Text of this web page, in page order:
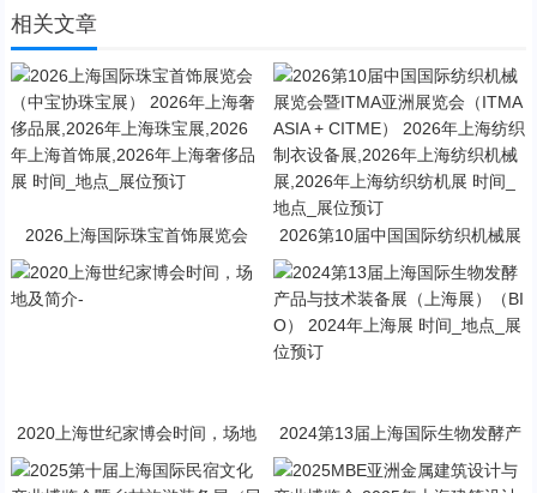
相关文章
2026上海国际珠宝首饰展览会
（中宝协珠宝展） 2026年上海奢
侈品展,2026年上海珠宝展,2026
年上海首饰展,2026年上海奢侈品
2026第10届中国国际纺织机械展
览会暨ITMA亚洲展览会（ITMA A
SIA + CITME） 2026年上海纺织
制衣设备展,2026年上海纺织机械
展,2026年上海纺织纺机展 时间_
2020上海世纪家博会时间，场地
2024第13届上海国际生物发酵产
品与技术装备展（上海展）（BI
O） 2024年上海展 时间_地点_展